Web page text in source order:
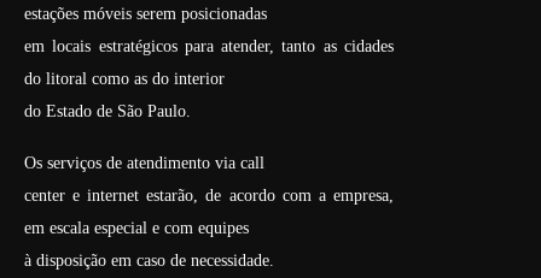
estações móveis serem posicionadas
em locais estratégicos para atender, tanto as cidades
do litoral como as do interior
do Estado de São Paulo.
Os serviços de atendimento via call
center e internet estarão, de acordo com a empresa,
em escala especial e com equipes
à disposição em caso de necessidade.